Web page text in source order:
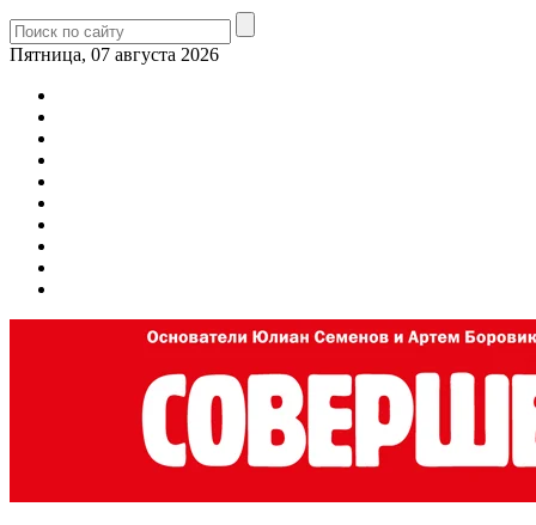
Пятница, 07 августа 2026